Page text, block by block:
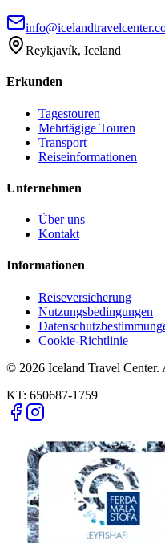
Reykjavík, Iceland
Erkunden
Tagestouren
Mehrtägige Touren
Transport
Reiseinformationen
Unternehmen
Über uns
Kontakt
Informationen
Reiseversicherung
Nutzungsbedingungen
Cookie-Richtlinie
© 2026 Iceland Travel Center.
KT: 650687-1759